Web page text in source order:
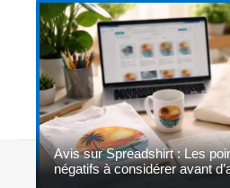
Avis sur Spreadshirt : Les
négatifs à considérer avant
Contact Mentions